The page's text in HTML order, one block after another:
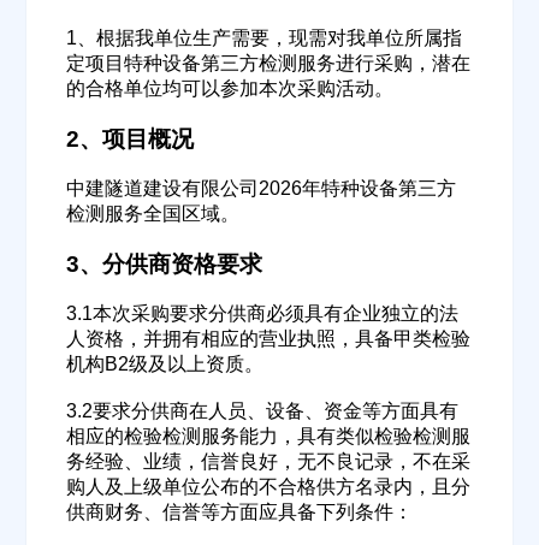
1、根据我单位生产需要，现需对我单位所属指
定项目特种设备第三方检测服务进行采购，潜在
的合格单位均可以参加本次采购活动。
2、项目概况
中建隧道建设有限公司2026年特种设备第三方
检测服务全国区域。
3、分供商资格要求
3.1本次采购要求分供商必须具有企业独立的法
人资格，并拥有相应的营业执照，具备甲类检验
机构B2级及以上资质。
3.2要求分供商在人员、设备、资金等方面具有
相应的检验检测服务能力，具有类似检验检测服
务经验、业绩，信誉良好，无不良记录，不在采
购人及上级单位公布的不合格供方名录内，且分
供商财务、信誉等方面应具备下列条件：